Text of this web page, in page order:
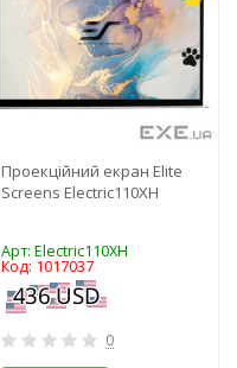
Проекційний екран Elite
Screens Electric110XH
Арт: Electric110XH
Код: 1017037
0